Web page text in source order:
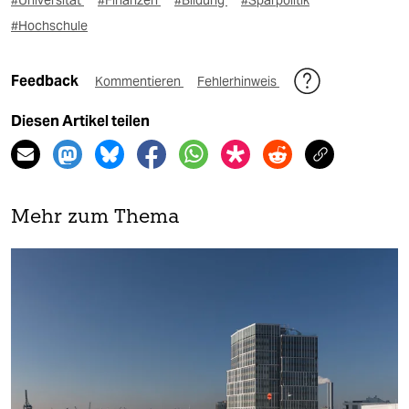
#Hochschule
Feedback Kommentieren Fehlerhinweis
Diesen Artikel teilen
Mehr zum Thema